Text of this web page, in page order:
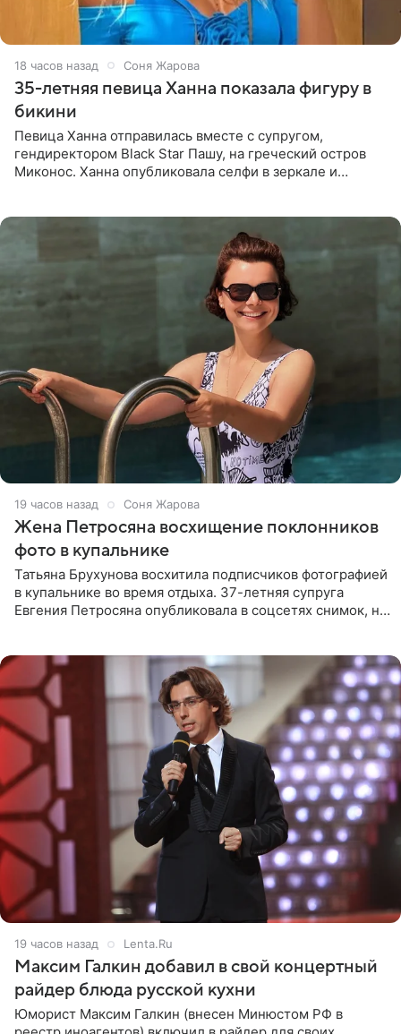
18 часов назад Соня Жарова
35-летняя певица Ханна показала фигуру в
бикини
Певица Ханна отправилась вместе с супругом,
гендиректором Black Star Пашу, на греческий остров
Миконос. Ханна опубликовала селфи в зеркале и
19 часов назад Соня Жарова
Жена Петросяна восхищение поклонников
фото в купальнике
Татьяна Брухунова восхитила подписчиков фотографией
в купальнике во время отдыха. 37-летняя супруга
Евгения Петросяна опубликовала в соцсетях снимок, на
19 часов назад Lenta.Ru
Максим Галкин добавил в свой концертный
райдер блюда русской кухни
Юморист Максим Галкин (внесен Минюстом РФ в